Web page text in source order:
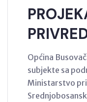
Općina
subjekte sa
Ministarstvo